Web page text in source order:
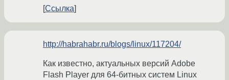
Ссылка
http://habrahabr.ru/blogs/linux/117204/
Как известно, актуальных версий Adobe
Flash Player для 64-битных систем Linux